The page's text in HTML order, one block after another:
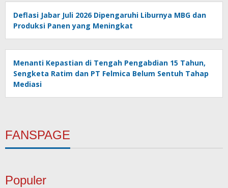
Deflasi Jabar Juli 2026 Dipengaruhi Liburnya MBG dan
Produksi Panen yang Meningkat
Menanti Kepastian di Tengah Pengabdian 15 Tahun,
Sengketa Ratim dan PT Felmica Belum Sentuh Tahap
Mediasi
FANSPAGE
Populer